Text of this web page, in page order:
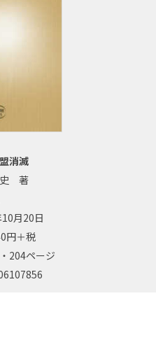
消滅
史 著
月20日
円＋税
204ページ